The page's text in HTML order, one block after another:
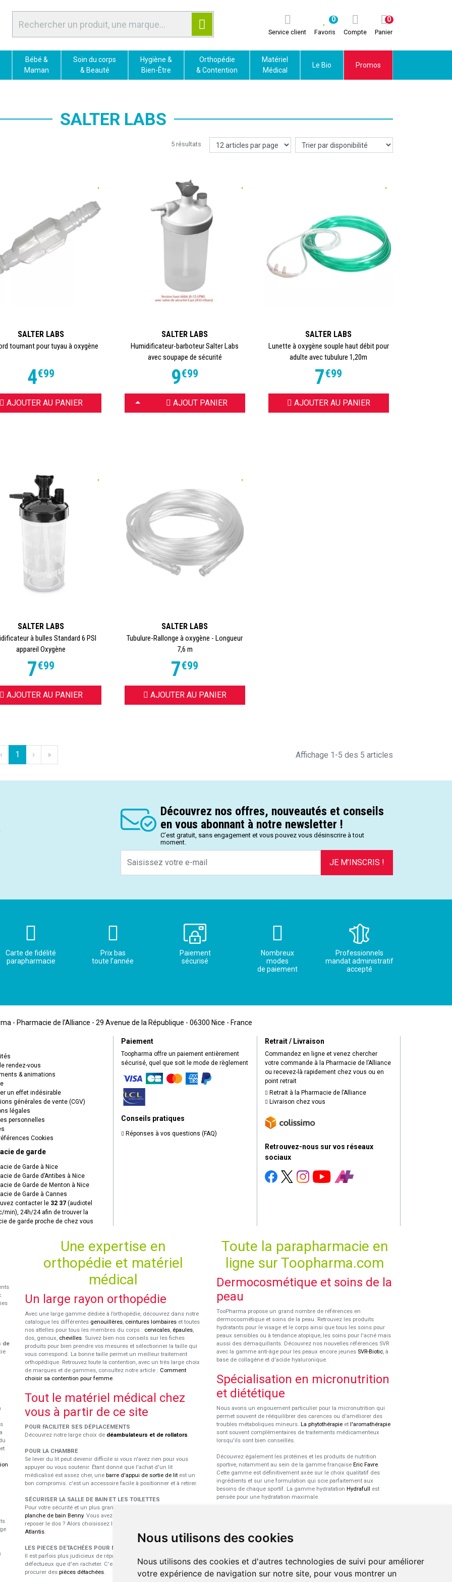
Nous utilisons des cookies
Nous utilisons des cookies et d'autres technologies de suivi pour améliorer
votre expérience de navigation sur notre site, pour vous montrer un
Service client Favoris
0
Compte Panier
0
Bébé &
Maman
Soin du corps
& Beauté
Hygiène &
Bien-Être
Orthopédie
& Contention
Matériel
Médical
Le Bio Promos
SALTER LABS
5 résultats
SALTER LABS
tournant pour tuyau à oxygène
4€99
AJOUTER AU PANIER
SALTER LABS
Humidificateur-barboteur Salter Labs
avec soupape de sécurité
9€99
CHOISIR AJOUT PANIER
SALTER LABS
Lunette à oxygène souple haut débit pour
adulte avec tubulure 1,20m
7€99
AJOUTER AU PANIER
SALTER LABS
à bulles Standard 6 PSI
appareil Oxygène
7€99
AJOUTER AU PANIER
SALTER LABS
Tubulure-Rallonge à oxygène - Longueur
7,6 m
7€99
AJOUTER AU PANIER
Affichage 1-5 des 5 articles
‹ 1 › »
Découvrez nos offres, nouveautés et conseils
en vous abonnant à notre newsletter !
C’est gratuit, sans engagement et vous pouvez vous désinscrire à tout
moment.
JE M’INSCRIS !
Carte de fidélité
parapharmacie
Prix bas
toute l’année
Paiement
sécurisé
Nombreux
modes
de paiement
Professionnels
mandat administratif
accepté
- Pharmacie de l’Alliance - 29 Avenue de la République - 06300 Nice - France
rendez-vous
& animations
un effet indésirable
générales de vente (CGV)
légales
personnelles
Cookies
de garde
de Garde à Nice
de Garde d’Antibes à Nice
de Garde de Menton à Nice
de Garde à Cannes
contacter le 32 37 (audiotel
min), 24h/24 afin de trouver la
de garde proche de chez vous
Paiement
Toopharma offre un paiement entièrement
sécurisé, quel que soit le mode de règlement
Conseils pratiques
Réponses à vos questions (FAQ)
Retrait / Livraison
Commandez en ligne et venez chercher
votre commande à la Pharmacie de l’Alliance
ou recevez-là rapidement chez vous ou en
point retrait
Retrait à la Pharmacie de l’Alliance
Livraison chez vous
Retrouvez-nous sur vos réseaux
sociaux
.
de
Une expertise en
orthopédie et matériel
médical
Un large rayon orthopédie
Avec une large gamme dédiée à l’orthopédie, découvrez dans notre
catalogue les différentes genouillères, ceintures lombaires et toutes
nos attelles pour tous les membres du corps : cervicales, épaules,
dos, genoux, chevilles. Suivez bien nos conseils sur les fiches
produits pour bien prendre vos mesures et sélectionner la taille qui
vous correspond. La bonne taille permet un meilleur traitement
orthopédique. Retrouvez toute la contention, avec un très large choix
de marques et de gammes, consultez notre article : Comment
choisir sa contention pour femme.
Tout le matériel médical chez
vous à partir de ce site
POUR FACILITER SES DÉPLACEMENTS
Découvrez notre large choix de déambulateurs et de rollators.
POUR LA CHAMBRE
Se lever du lit peut devenir difficile si vous n'avez rien pour vous
appuyer ou vous soutenir. Étant donné que l'achat d'un lit
médicalisé est assez cher, une barre d'appui de sortie de lit est un
bon compromis. c'est un accessoire facile à positionner et à retirer.
SÉCURISER LA SALLE DE BAIN ET LES TOILETTES
Pour votre sécurité et un plus grand confort durant le bain, utilisez la
planche de bain Benny. Vous avez besoin d'un dossier pour vous
reposer le dos ? Alors choisissez le
Atlantis.
LES PIECES DETACHÉES POUR MATÉRIEL MÉDICAL
Il est parfois plus judicieux de réparer du matériel médical
défectueux que d'en racheter. C'est là toute l'utilité de pouvoir se
procurer des pièces détachées.
Toute la parapharmacie en
ligne sur Toopharma.com
Dermocosmétique et soins de la
peau
TooPharma propose un grand nombre de références en
dermocosmétique et soins de la peau. Retrouvez les produits
hydratants pour le visage et le corps ainsi que tous les soins pour
peaux sensibles ou à tendance atopique, les soins pour l'acné mais
aussi des démaquillants. Découvrez nos nouvelles références SVR
avec la gamme anti-âge pour les peaux encore jeunes SVR-Biotic, à
base de collagène et d'acide hyaluronique.
Spécialisation en micronutrition
et diététique
Nous avons un engouement particulier pour la micronutrition qui
permet souvent de rééquilibrer des carences ou d'améliorer des
troubles métaboliques mineurs. La phytothérapie et l'aromathérapie
sont souvent complémentaires de traitements médicamenteux
lorsqu'ils sont bien conseillés.
Découvrez également les protéines et les produits de nutrition
sportive, notamment au sein de la gamme française Eric Favre.
Cette gamme est définitivement axée sur le choix qualitatif des
ingrédients et sur une formulation qui scie parfaitement aux
besoins de chaque sportif. La gamme hydratation Hydrafull est
pensée pour une hydratation maximale.
probiotiques
nous sommes spécialisés dans ce domaine pour sélectionner les
produits de qualité et pour pouvoir vous conseiller de façon
pertinente.